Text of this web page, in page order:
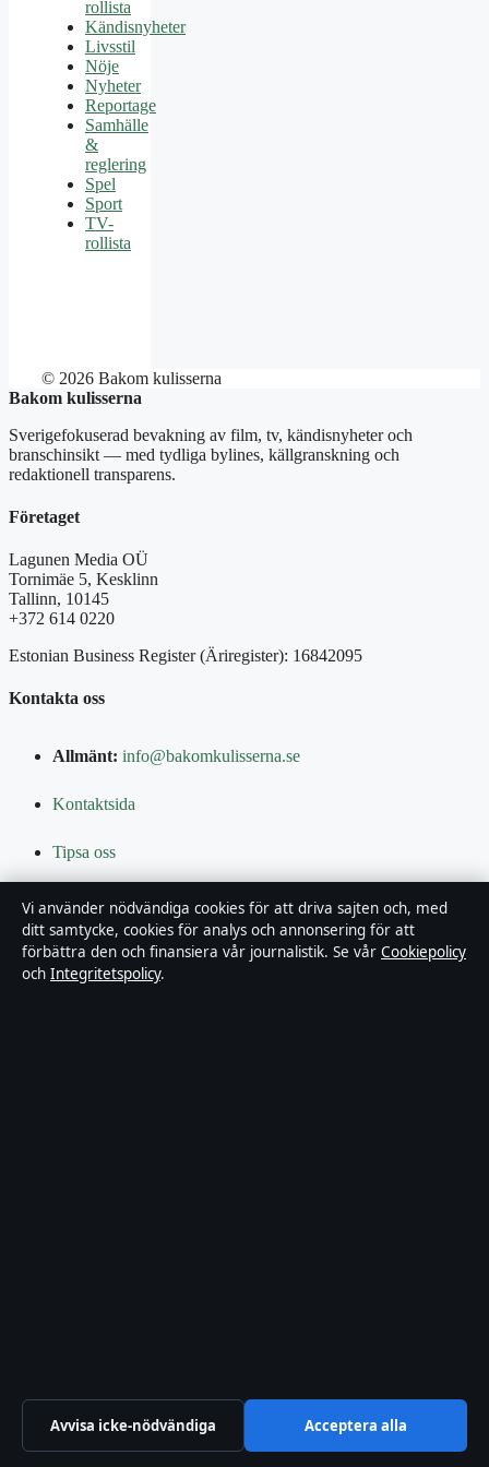
rollista
Kändisnyheter
Livsstil
Nöje
Nyheter
Reportage
Samhälle
&
reglering
Spel
Sport
TV-
rollista
© 2026 Bakom kulisserna
Bakom kulisserna
Sverigefokuserad bevakning av film, tv, kändisnyheter och
branschinsikt — med tydliga bylines, källgranskning och
redaktionell transparens.
Företaget
Lagunen Media OÜ
Tornimäe 5, Kesklinn
Tallinn, 10145
+372 614 0220
Estonian Business Register (Äriregister): 16842095
Kontakta oss
Allmänt: info@bakomkulisserna.se
Kontaktsida
Tipsa oss
Om oss
Om oss
Kändisar & integritet
Vi använder nödvändiga cookies för att driva sajten och, med
ditt samtycke, cookies för analys och annonsering för att
förbättra den och finansiera vår journalistik. Se vår Cookiepolicy
och Integritetspolicy.
Avvisa icke-nödvändiga Acceptera alla